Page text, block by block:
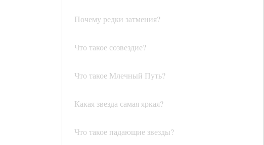
Почему редки затмения?
Что такое созвездие?
Что такое Млечный Путь?
Какая звезда самая яркая?
Что такое падающие звезды?